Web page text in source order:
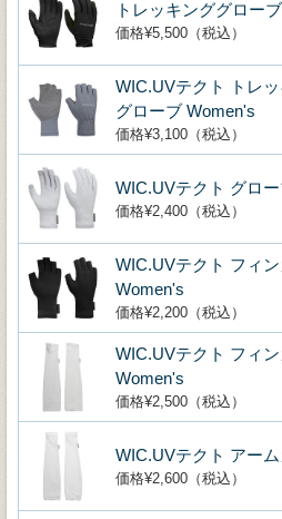
トレッキンググロー
価格¥5,500（税込）
WIC.UVテクト トレ
グローブ Women's
価格¥3,100（税込）
WIC.UVテクト グロ
価格¥2,400（税込）
WIC.UVテクト フィ
Women's
価格¥2,200（税込）
WIC.UVテクト フィ
Women's
価格¥2,500（税込）
WIC.UVテクト アー
価格¥2,600（税込）